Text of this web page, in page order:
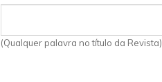
(Qualquer palavra no título da Revista)